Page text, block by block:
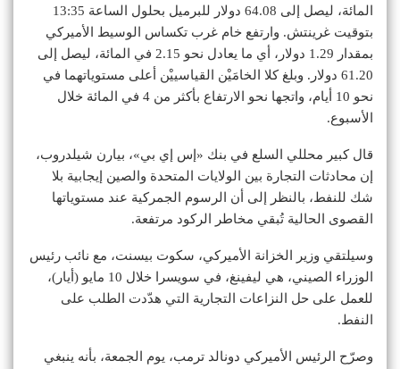
المائة، ليصل إلى 64.08 دولار للبرميل بحلول الساعة 13:35
بتوقيت غرينتش. وارتفع خام غرب تكساس الوسيط الأميركي
بمقدار 1.29 دولار، أي ما يعادل نحو 2.15 في المائة، ليصل إلى
61.20 دولار. وبلغ كلا الخامَيْن القياسييْن أعلى مستوياتهما في
نحو 10 أيام، واتجها نحو الارتفاع بأكثر من 4 في المائة خلال
الأسبوع.
قال كبير محللي السلع في بنك «إس إي بي»، بيارن شيلدروب،
إن محادثات التجارة بين الولايات المتحدة والصين إيجابية بلا
شك للنفط، بالنظر إلى أن الرسوم الجمركية عند مستوياتها
القصوى الحالية تُبقي مخاطر الركود مرتفعة.
وسيلتقي وزير الخزانة الأميركي، سكوت بيسنت، مع نائب رئيس
الوزراء الصيني، هي ليفينغ، في سويسرا خلال 10 مايو (أيار)،
للعمل على حل النزاعات التجارية التي هدّدت الطلب على
النفط.
وصرّح الرئيس الأميركي دونالد ترمب، يوم الجمعة، بأنه ينبغي